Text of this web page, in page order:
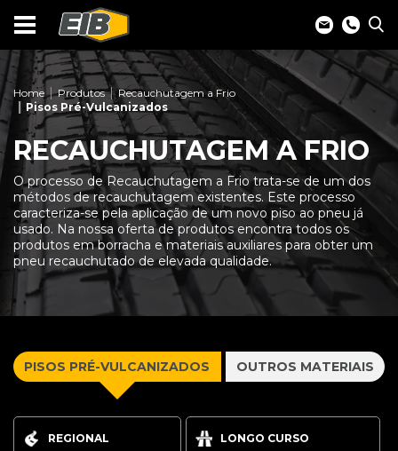
Home Produtos
Recauchutagem a Frio
Pisos Pré-Vulcanizados
RECAUCHUTAGEM A FRIO
O processo de Recauchutagem a Frio trata-se de um dos
métodos de recauchutagem existentes. Este processo
caracteriza-se pela aplicação de um novo piso ao pneu já
usado. Na nossa oferta de produtos encontra todos os
produtos em borracha e materiais auxiliares para obter um
pneu recauchutado de elevada qualidade.
PISOS PRÉ-VULCANIZADOS OUTROS MATERIAIS
REGIONAL LONGO CURSO